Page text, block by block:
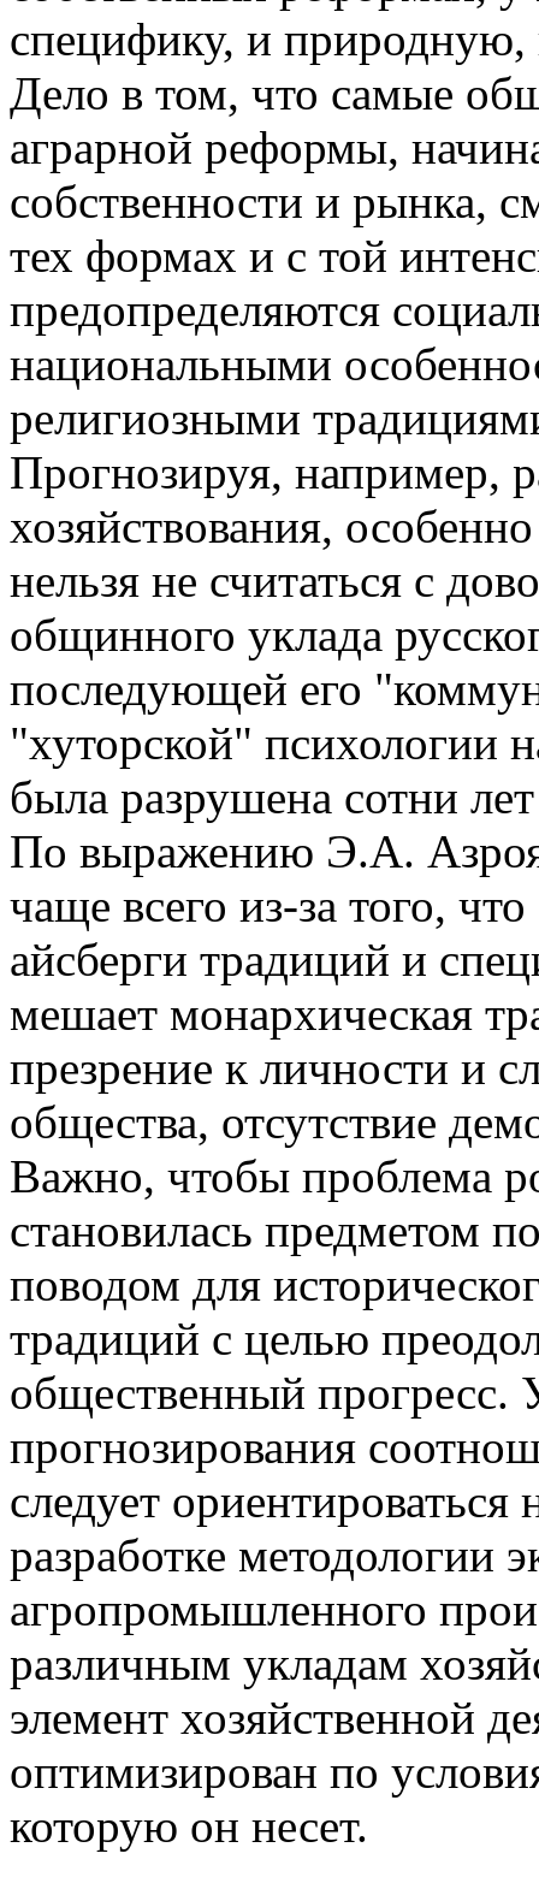
специфику, и природную,
Дело в том, что самые
аграрной реформы,
собственности и рынка,
тех формах и с той
предопределяются
национальными
религиозными
Прогнозируя, например,
хозяйствования,
нельзя не считаться с
общинного уклада
последующей его
"хуторской" психологии
была разрушена сотни
По выражению Э.А.
чаще всего из-за того,
айсберги традиций и
мешает монархическая
презрение к личности и
общества, отсутствие
Важно, чтобы проблема
становилась предметом
поводом для
традиций с целью
общественный прогресс.
прогнозирования
следует
разработке методологии
агропромышленного
различным укладам
элемент хозяйственной
оптимизирован по
которую он несет.